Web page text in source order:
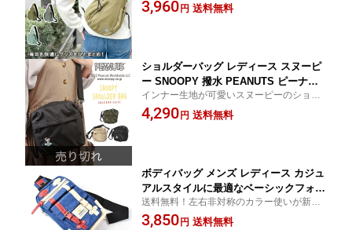
OSAMPO お散歩バッグ ペットボトル2
3,960 円 送料無料
ショルダーバッグ レディース スヌーピ
ー SNOOPY 撥水 PEANUTS ピーナッ
ツ サコッシュ アウトドア カジュアル
かわいい 小さい コンパクト ファスナー
インナー生地が可愛いスヌーピーのショル
ダーバッグ♪便利なポケット付き＆撥水加工
だから使いやすい！
4,290 円 送料無料
ボディバッグ メンズ レディース カジュ
アルスタイルに最適なベーシックフォル
ムのボディバッグ (5色) 【YO15-0186 ワ
ンショルダーバッグ 送料無料 送料込み
送料無料！左右非対称のカラー使いが新し
さを感じさせてくれるボディバッグ【人気
3,850 円 送料無料